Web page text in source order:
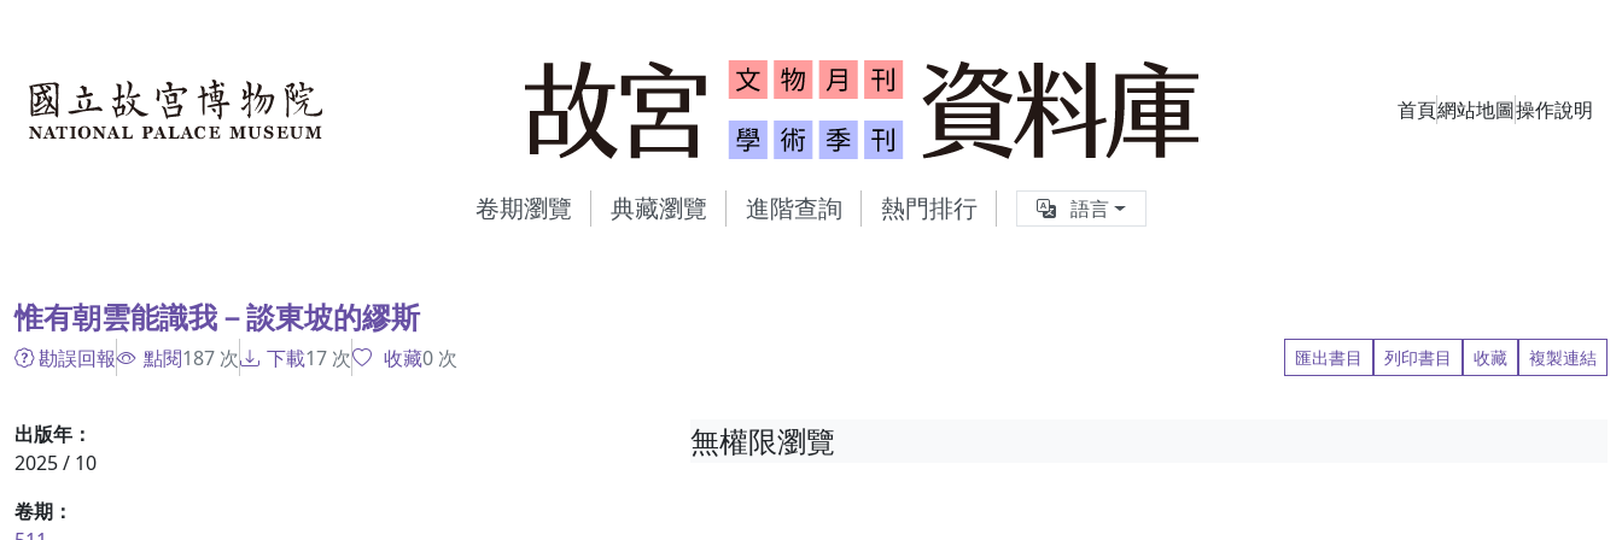
故宮文物月刊、故宮學術季刊資料庫
首頁網站地圖操作說明
卷期瀏覽 典藏瀏覽 進階查詢 熱門排行 語言
惟有朝雲能識我－談東坡的繆斯
勘誤回報 點閱187 次 下載17 次 收藏0 次 匯出書目 列印書目 收藏 複製連結
出版年：
2025 / 10
卷期：
無權限瀏覽